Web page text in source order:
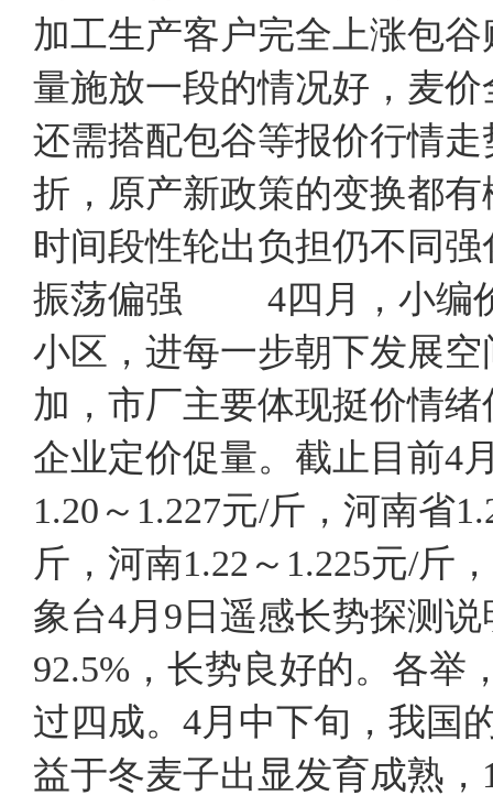
加工生产客户完全上涨包
量施放一段的情况好，麦
还需搭配包谷等报价行情
折，原产新政策的变换都
时间段性轮出负担仍不
振荡偏强 4四月，小编价
小区，进每一步朝下发展
加，市厂主要体现挺价情
企业定价促量。截止目前4
1.20～1.227元/斤，河南省
斤，河南1.22～1.225元/
象台4月9日遥感长势探测
92.5%，长势良好的。各举
过四成。4月中下旬，我国
益于冬麦子出显发育成熟